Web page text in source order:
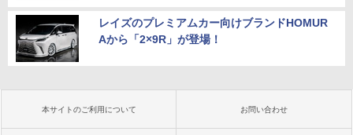
レイズのプレミアムカー向けブランドHOMUR
Aから「2×9R」が登場！
本サイトのご利用について お問い合わせ